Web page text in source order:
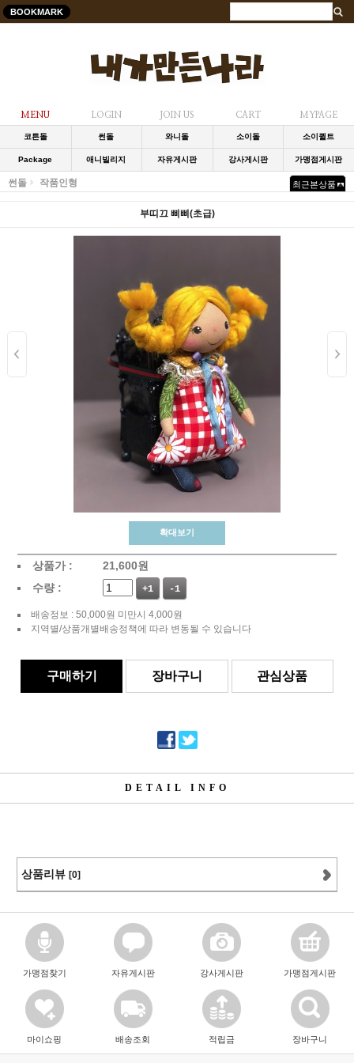
BOOKMARK
MENU LOGIN JOIN US CART MYPAGE
코튼돌 썬돌 와니돌 소이돌 소이퀼트
Package 애니빌리지 자유게시판 강사게시판 가맹점게시판
썬돌 작품인형 최근본상품
부띠끄 삐삐(초급)
확대보기
상품가 : 21,600원
수량 :
+1 -1
배송정보 : 50,000원 미만시 4,000원
지역별/상품개별배송정책에 따라 변동될 수 있습니다
구매하기 장바구니 관심상품
DETAIL INFO
상품리뷰 [0]
가맹점찾기 자유게시판 강사게시판 가맹점게시판
마이쇼핑 배송조회 적립금 장바구니